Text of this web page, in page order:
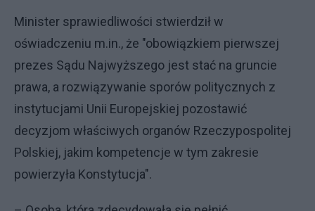
Minister sprawiedliwości stwierdził w
oświadczeniu m.in., że "obowiązkiem pierwszej
prezes Sądu Najwyższego jest stać na gruncie
prawa, a rozwiązywanie sporów politycznych z
instytucjami Unii Europejskiej pozostawić
decyzjom właściwych organów Rzeczypospolitej
Polskiej, jakim kompetencje w tym zakresie
powierzyła Konstytucja".